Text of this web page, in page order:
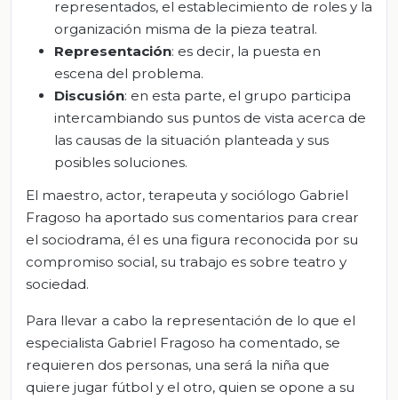
representados, el establecimiento de roles y la
organización misma de la pieza teatral.
Representación: es decir, la puesta en
escena del problema.
Discusión: en esta parte, el grupo participa
intercambiando sus puntos de vista acerca de
las causas de la situación planteada y sus
posibles soluciones.
El maestro, actor, terapeuta y sociólogo Gabriel
Fragoso ha aportado sus comentarios para crear
el sociodrama, él es una figura reconocida por su
compromiso social, su trabajo es sobre teatro y
sociedad.
Para llevar a cabo la representación de lo que el
especialista Gabriel Fragoso ha comentado, se
requieren dos personas, una será la niña que
quiere jugar fútbol y el otro, quien se opone a su